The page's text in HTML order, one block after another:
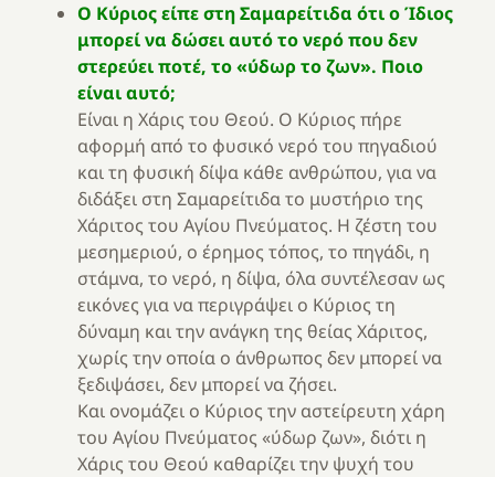
Ο Κύριος είπε στη Σαμαρείτιδα ότι ο Ίδιος
μπορεί να δώσει αυτό το νερό που δεν
στερεύει ποτέ, το «ύδωρ το ζων». Ποιο
είναι αυτό;
Είναι η Χάρις του Θεού. Ο Κύριος πήρε
αφορμή από το φυσικό νερό του πηγαδιού
και τη φυσική δίψα κάθε ανθρώπου, για να
διδάξει στη Σαμαρείτιδα το μυστήριο της
Χάριτος του Αγίου Πνεύματος. Η ζέστη του
μεσημεριού, ο έρημος τόπος, το πηγάδι, η
στάμνα, το νερό, η δίψα, όλα συντέλεσαν ως
εικόνες για να περιγράψει ο Κύριος τη
δύναμη και την ανάγκη της θείας Χάριτος,
χωρίς την οποία ο άνθρωπος δεν μπορεί να
ξεδιψάσει, δεν μπορεί να ζήσει.
Και ονομάζει ο Κύριος την αστείρευτη χάρη
του Αγίου Πνεύματος «ύδωρ ζων», διότι η
Χάρις του Θεού καθαρίζει την ψυχή του